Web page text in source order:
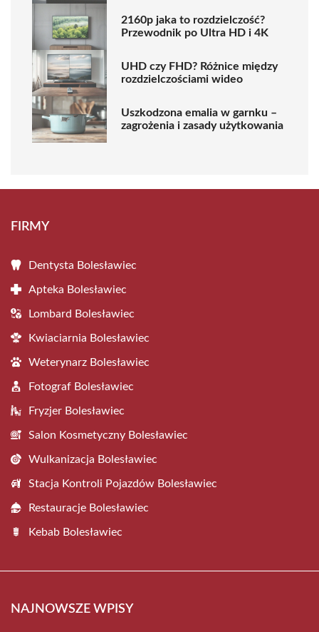
2160p jaka to rozdzielczość?
Przewodnik po Ultra HD i 4K
UHD czy FHD? Różnice między
rozdzielczościami wideo
Uszkodzona emalia w garnku –
zagrożenia i zasady użytkowania
FIRMY
Dentysta Bolesławiec
Apteka Bolesławiec
Lombard Bolesławiec
Kwiaciarnia Bolesławiec
Weterynarz Bolesławiec
Fotograf Bolesławiec
Fryzjer Bolesławiec
Salon Kosmetyczny Bolesławiec
Wulkanizacja Bolesławiec
Stacja Kontroli Pojazdów Bolesławiec
Restauracje Bolesławiec
Kebab Bolesławiec
NAJNOWSZE WPISY